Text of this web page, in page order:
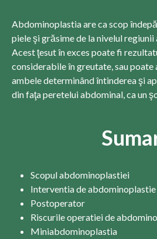
Abdominoplastia are ca scop
piele şi grăsime de la nivelul
Acest ţesut în exces poate fi
considerabile în greutate, sau poate
ambele determinând întinderea şi
din faţa peretelui abdominal, ca un
Scopul abdominoplastiei
Interventia de abdominoplastie
Postoperator
Riscurile operatiei de
Miniabdominoplastia